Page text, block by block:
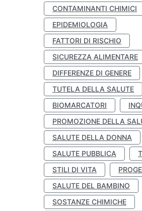
CONTAMINANTI CHIMICI
EPIDEMIOLOGIA
FATTORI DI RISCHIO
SICUREZZA ALIMENTARE
DIFFERENZE DI GENERE
TUTELA DELLA SALUTE
BIOMARCATORI
PROMOZIONE DELLA
SALUTE DELLA DONNA
SALUTE PUBBLICA
STILI DI VITA
SALUTE DEL BAMBINO
SOSTANZE CHIMICHE